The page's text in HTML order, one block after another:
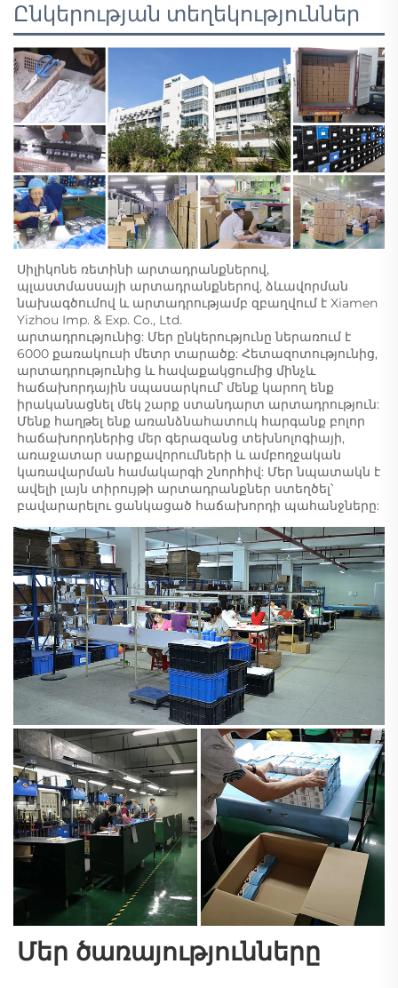
Ընկերության տեղեկություններ
Սիլիկոնե ռետինի արտադրանքներով,
պլաստմասսայի արտադրանքներով, ձևավորման
նախագծումով և արտադրությամբ զբաղվում է Xiamen
Yizhou Imp. & Exp. Co., Ltd.
արտադրությունից: Մեր ընկերությունը ներառում է
6000 քառակուսի մետր տարածք: Հետազոտությունից,
արտադրությունից և հավաքակցումից մինչև
հաճախորդային սպասարկում՝ մենք կարող ենք
իրականացնել մեկ շարք ստանդարտ արտադրություն:
Մենք հաղթել ենք առանձնահատուկ հարգանք բոլոր
հաճախորդներից մեր գերազանց տեխնոլոգիայի,
առաջատար սարքավորումների և ամբողջական
կառավարման համակարգի շնորհիվ: Մեր նպատակն է
ավելի լայն տիրույթի արտադրանքներ ստեղծել՝
Մեր ծառայությունները